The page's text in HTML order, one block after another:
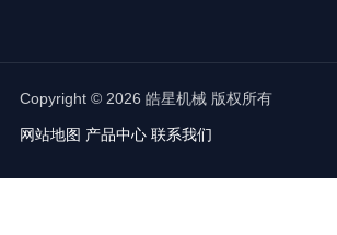
Copyright © 2026 皓星机械 版权所有
网站地图 产品中心 联系我们